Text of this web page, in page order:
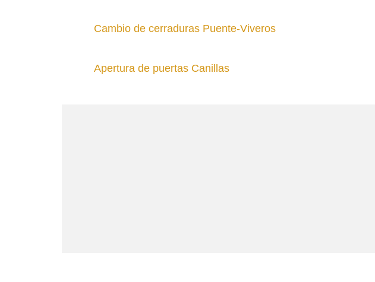
Cambio de cerraduras Puente-Viveros
Apertura de puertas Canillas